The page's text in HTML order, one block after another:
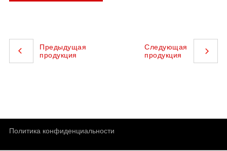
Предыдущая
продукция
Следующая
продукция
Политика конфиденциальности